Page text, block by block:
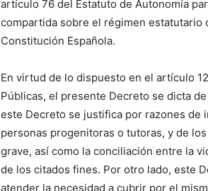
artículo 76 del Estatuto de Autonomía
compartida sobre el régimen estatutario
Constitución Española.
En virtud de lo dispuesto en el artículo
Públicas, el presente Decreto se dicta
este Decreto se justifica por razones de
personas progenitoras o tutoras, y de
grave, así como la conciliación entre la
de los citados fines. Por otro lado, este
atender la necesidad a cubrir por el